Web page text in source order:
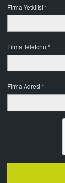
Firma Yetkilisi *
Firma Telefonu *
Firma Adresi *